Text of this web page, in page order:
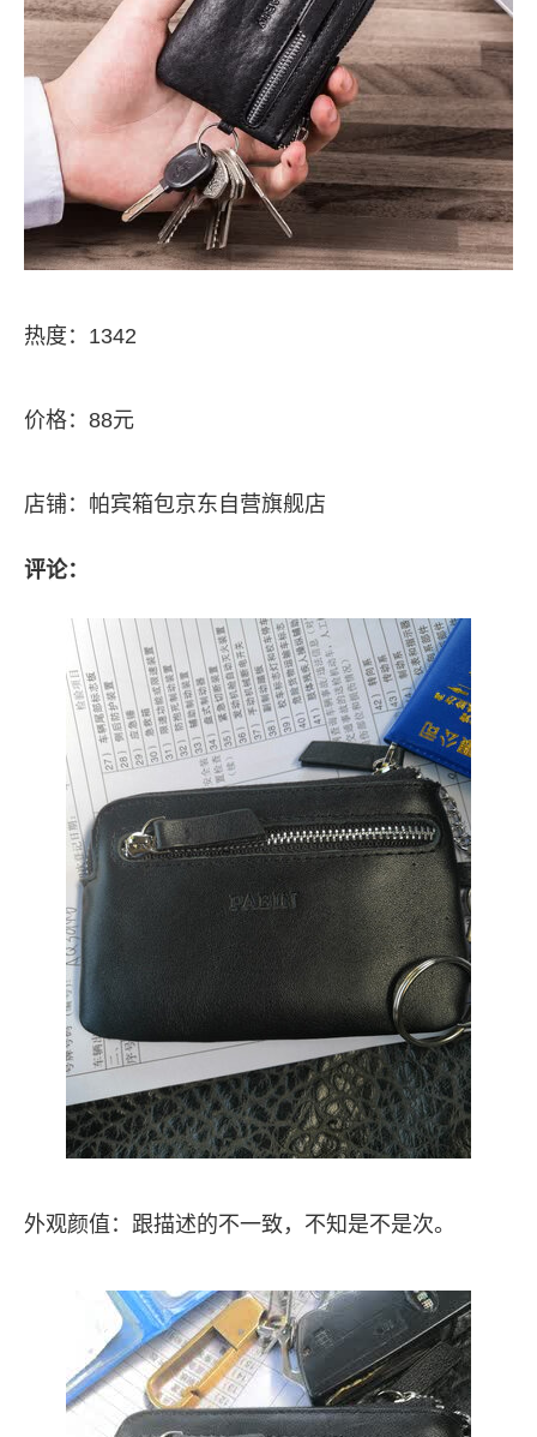
热度：1342
价格：88元
店铺：帕宾箱包京东自营旗舰店
评论：
外观颜值：跟描述的不一致，不知是不是次。